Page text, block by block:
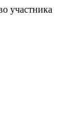
участника